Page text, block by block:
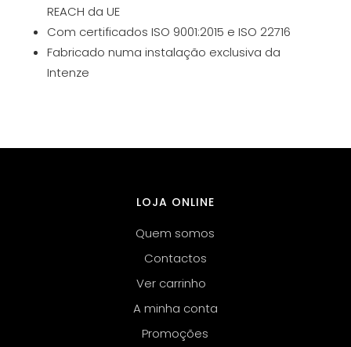
REACH da UE
Com certificados ISO 9001:2015 e ISO 22716
Fabricado numa instalação exclusiva da
Intenze
LOJA ONLINE
Quem somos
Contactos
Ver carrinho
A minha conta
Promoções